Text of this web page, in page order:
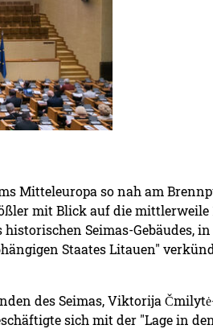
Mitteleuropa so nah am
mit Blick auf die mittlerweile
Seimas-Gebäudes, in
Staates Litauen"
des Seimas, Viktorija
sich mit der "Lage in